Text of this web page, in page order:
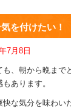
を付けたい
7月8日
も、朝から晩まで
あります。
快な気分を味わい